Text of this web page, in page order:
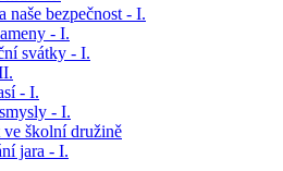
naše bezpečnost - I.
- I.
svátky - I.
- I.
- I.
ve školní družině
jara - I.